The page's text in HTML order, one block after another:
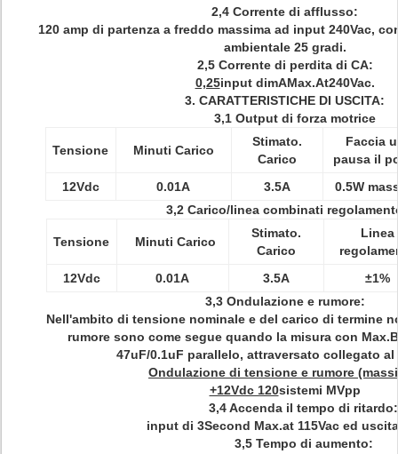
2,4 Corrente di afflusso:
120 amp di partenza a freddo massima ad input 240Vac,
ambientale 25 gradi.
2,5 Corrente di perdita di CA:
0,25input dimAMax.At240Vac.
3. CARATTERISTICHE DI USCITA:
3,1 Output di forza motrice
Tensione Minuti Carico
Stimato.
Carico
Faccia
pausa il
12Vdc
0.01A 3.5A
0.5W
3,2 Carico/linea combinati
Tensione Minuti Carico
Stimato.
Carico
Linea
12Vdc
0.01A 3.5A
±1%
3,3 Ondulazione e rumore:
Nell'ambito di tensione nominale e del carico di termine
rumore sono come segue quando la misura con
47uF/0.1uF parallelo, attraversato collegato
Ondulazione di tensione e rumore
+12Vdc 120sistemi MVpp
3,4 Accenda il tempo di ritardo:
input di 3Second Max.at 115Vac ed
3,5 Tempo di aumento: